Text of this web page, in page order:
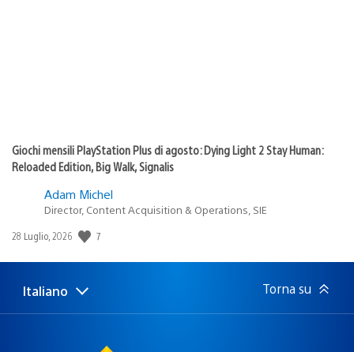
Giochi mensili PlayStation Plus di agosto: Dying Light 2 Stay Human:
Reloaded Edition, Big Walk, Signalis
Adam Michel
Director, Content Acquisition & Operations, SIE
Data
pubblicazione:
28 Luglio, 2026 7
Seleziona
una
Regione
attuale:
Italiano Torna su